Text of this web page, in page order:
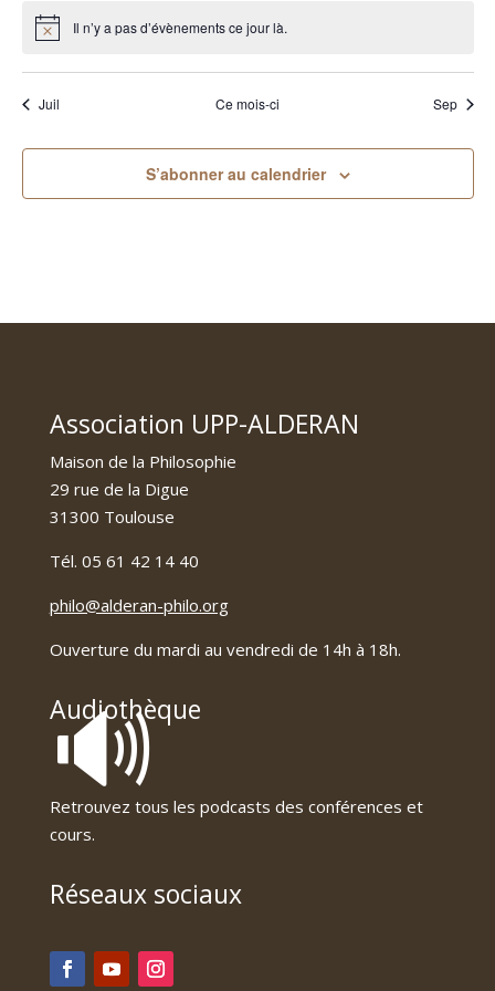
Notice Il n’y a pas d’évènements ce jour là.
Juil Ce mois-ci Sep
S’abonner au calendrier
Association UPP-ALDERAN
Maison de la Philosophie
29 rue de la Digue
31300 Toulouse
Tél. 05 61 42 14 40
philo@alderan-philo.org
Ouverture du mardi au vendredi de 14h à 18h.
Audiothèque
🔊
Retrouvez tous les podcasts des conférences et
cours.
Réseaux sociaux